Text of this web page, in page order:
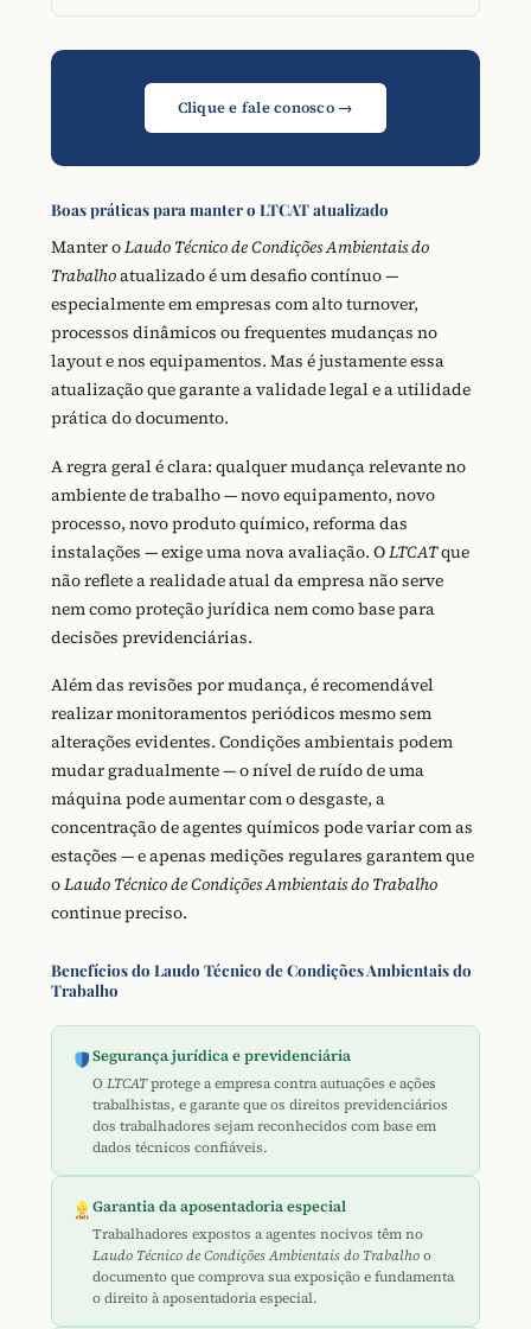
Clique e fale conosco →
Boas práticas para manter o LTCAT atualizado
Manter oLaudo Técnico de Condições Ambientais do
Trabalhoatualizado é um desafio contínuo —
especialmente em empresas com alto turnover,
processos dinâmicos ou frequentes mudanças no
layout e nos equipamentos. Mas é justamente essa
atualização que garante a validade legal e a utilidade
prática do documento.
A regra geral é clara: qualquer mudança relevante no
ambiente de trabalho — novo equipamento, novo
processo, novo produto químico, reforma das
instalações — exige uma nova avaliação. OLTCATque
não reflete a realidade atual da empresa não serve
nem como proteção jurídica nem como base para
decisões previdenciárias.
Além das revisões por mudança, é recomendável
realizar monitoramentos periódicos mesmo sem
alterações evidentes. Condições ambientais podem
mudar gradualmente — o nível de ruído de uma
máquina pode aumentar com o desgaste, a
concentração de agentes químicos pode variar com as
estações — e apenas medições regulares garantem que
oLaudo Técnico de Condições Ambientais do Trabalho
continue preciso.
Benefícios do Laudo Técnico de Condições Ambientais do
Trabalho
Segurança jurídica e previdenciária
OLTCATprotege a empresa contra autuações e ações
trabalhistas, e garante que os direitos previdenciários
dos trabalhadores sejam reconhecidos com base em
dados técnicos confiáveis.
Garantia da aposentadoria especial
Trabalhadores expostos a agentes nocivos têm no
Laudo Técnico de Condições Ambientais do Trabalhoo
documento que comprova sua exposição e fundamenta
o direito à aposentadoria especial.